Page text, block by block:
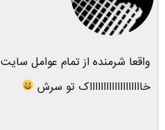
واقعا شرمنده از تمام عوامل سایت
خاااااااااااااااااااک تو سرش